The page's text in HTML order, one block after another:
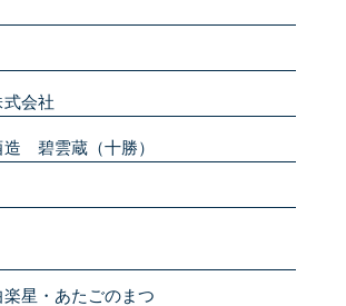
会社
造 碧雲蔵（十勝）
楽星・あたごのまつ